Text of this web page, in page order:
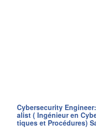
Cybersecurity
alist ( Ingénieur en
tiques et Procédures)